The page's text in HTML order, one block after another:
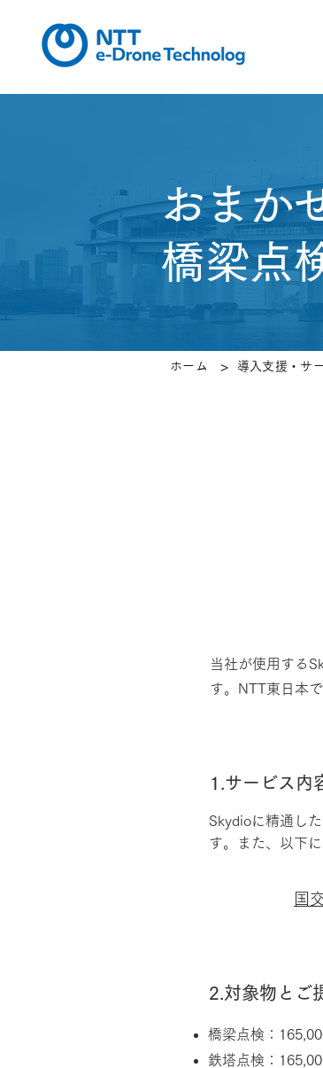
おまか
橋梁点
ホーム > 導入支援・サ
当社が使用する
す。NTT東日本
1.サービス内
Skydioに精通し
す。また、以下
国
2.対象物とご
橋梁点検：
鉄塔点検：